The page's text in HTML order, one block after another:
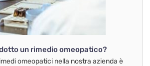
un rimedio omeopatico?
omeopatici nella nostra azienda è